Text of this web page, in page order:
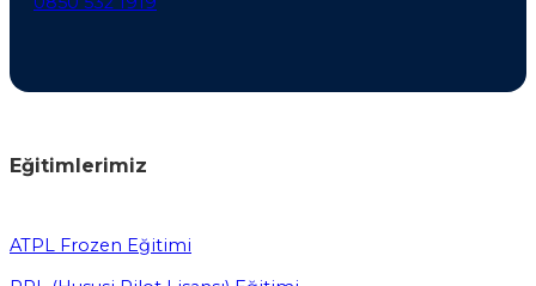
Eğitimlerimiz
ATPL Frozen Eğitimi